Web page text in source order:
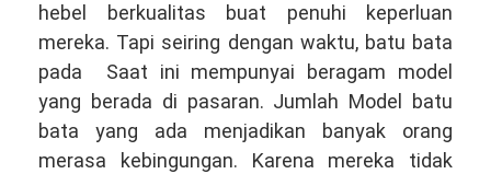
hebel berkualitas buat penuhi keperluan
mereka. Tapi seiring dengan waktu, batu bata
pada Saat ini mempunyai beragam model
yang berada di pasaran. Jumlah Model batu
bata yang ada menjadikan banyak orang
merasa kebingungan. Karena mereka tidak